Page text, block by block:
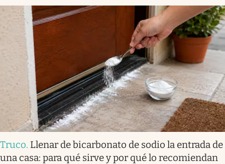
Truco. Llenar de bicarbonato de sodio la entrada de
una casa: para qué sirve y por qué lo recomiendan